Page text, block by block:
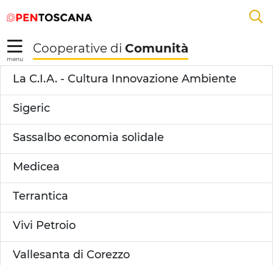
Skip to Main Content
alal
menu
Cooperative di Comunità
Filo&Fibra -
La C.I.A. - Cultura Innovazione Ambiente
Sigeric
Sassalbo economia solidale
Medicea
Terrantica
Vivi Petroio
Vallesanta di Corezzo